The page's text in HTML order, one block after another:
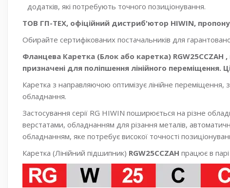
додатків, які потребують точного позиціонування.
ТОВ ГП-ТЕХ, офіційний дистриб'ютор HIWIN, пропонує
Обирайте сертифікованих постачальників для
Фланцева Каретка (Блок або каретка)
призначені для поліпшення лінійного
Каретка з направляючою оптимізує лінійне переміщення,
обладнання.
Застосування серії RG HIWIN поширюється на різне
верстатами, обладнанням для різання металів,
обладнанням, яке потребує високої точності
Каретка (Лінійний підшипник) RGW25CCZAH працює в